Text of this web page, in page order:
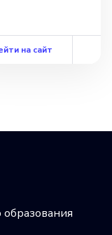
на сайт